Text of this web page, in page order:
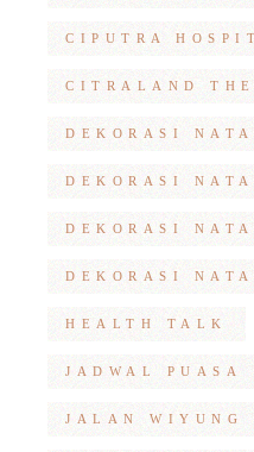
CIPUTRA
CITRALAND
DEKORASI
DEKORASI
DEKORASI
DEKORASI
HEALTH TALK
JADWAL PUASA
JALAN WIYUNG